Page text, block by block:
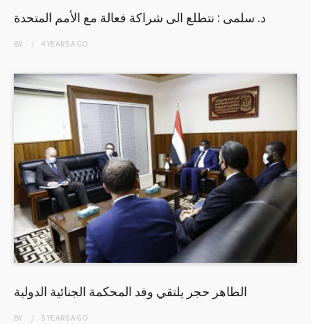
د. سلمى : نتطلع الى شراكة فعالة مع الأمم المتحدة
BY 4 YEARSAGO
الطاهر حجر يلتقي وفد المحكمة الجنائية الدولية
BY 5 YEARSAGO